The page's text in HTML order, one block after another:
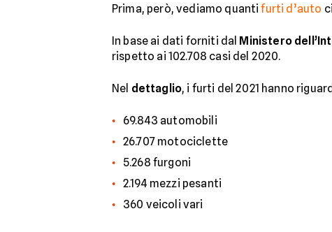
Prima, però, vediamo quantifurti d’auto
In base ai dati forniti dal Ministero
rispetto ai 102.708 casi del 2020.
Nel dettaglio, i furti del 2021 hanno
69.843 automobili
26.707 motociclette
5.268 furgoni
2.194 mezzi pesanti
360 veicoli vari